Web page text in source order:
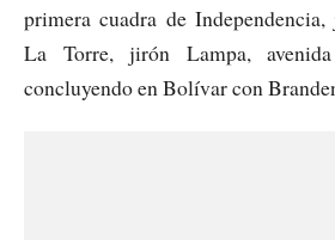
primera cuadra de
La Torre, jirón Lampa,
concluyendo en Bolívar con